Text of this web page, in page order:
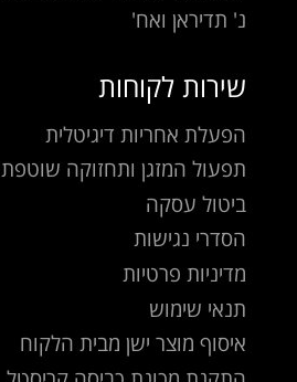
נ' תדיראן ואח'
שירות לקוחות
הפעלת אחריות דיגיטלית
תפעול המזגן ותחזוקה שוטפת
ביטול עסקה
הסדרי נגישות
מדיניות פרטיות
תנאי שימוש
איסוף מוצר ישן מבית הלקוח